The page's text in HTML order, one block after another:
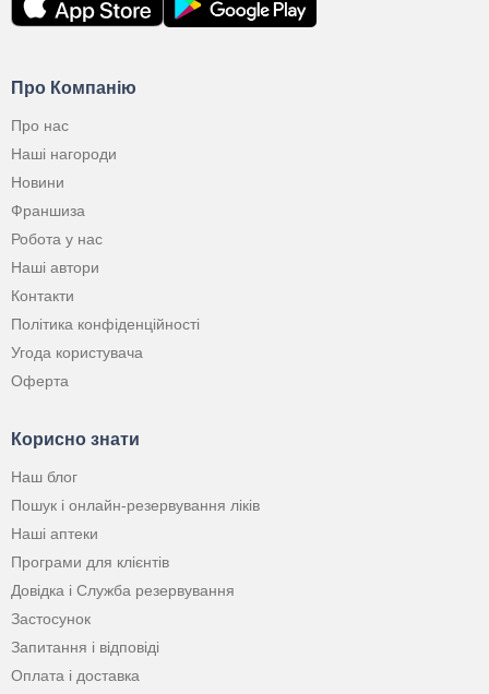
Про Компанію
Про нас
Наші нагороди
Новини
Франшиза
Робота у нас
Наші автори
Контакти
Політика конфіденційності
Угода користувача
Оферта
Корисно знати
Наш блог
Пошук і онлайн-резервування ліків
Наші аптеки
Програми для клієнтів
Довідка і Служба резервування
Застосунок
Запитання і відповіді
Оплата і доставка